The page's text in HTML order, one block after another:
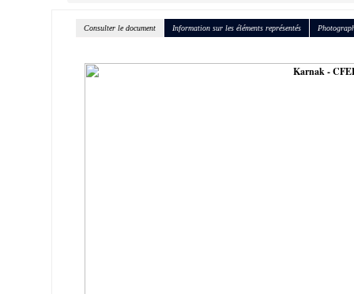
Consulter le document Information sur les éléments représentés